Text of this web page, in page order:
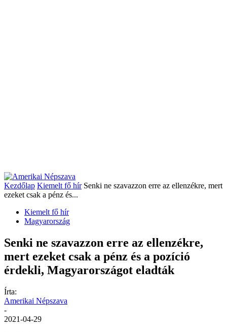
Kezdőlap Kiemelt fő hír Senki ne szavazzon erre az ellenzékre, mert
ezeket csak a pénz és...
Kiemelt fő hír
Magyarország
Senki ne szavazzon erre az ellenzékre,
mert ezeket csak a pénz és a pozíció
érdekli, Magyarországot eladták
Írta:
Amerikai Népszava
-
2021-04-29